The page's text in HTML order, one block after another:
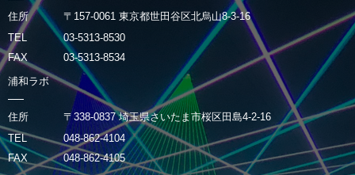
住所
〒157-0061 東京都世田谷区北烏山8-3-16
TEL
03-5313-8530
FAX
03-5313-8534
浦和ラボ
住所
〒338-0837 埼玉県さいたま市桜区田島4-2-16
TEL
048-862-4104
FAX
048-862-4105